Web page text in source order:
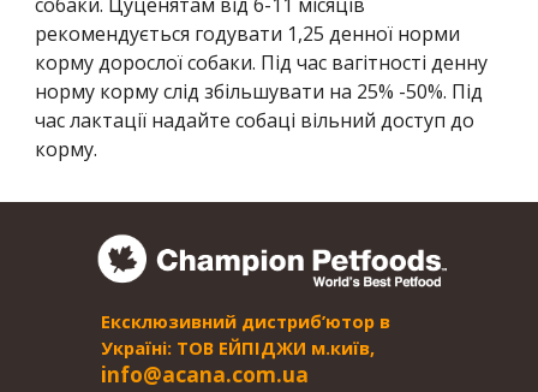
рекомендується годувати 1,25 денної норми
корму дорослої собаки. Під час вагітності денну
норму корму слід збільшувати на 25% -50%. Під
час лактації надайте собаці вільний доступ до
корму.
Ексклюзивний дистриб’ютор в
Україні: ТОВ ЕЙПІДЖИ м.київ,
info@acana.com.ua